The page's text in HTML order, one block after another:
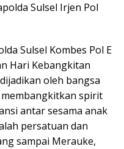
Sulsel Irjen Pol
Sulsel Kombes Pol E
Hari Kebangkitan
oleh bangsa
spirit
antar sesama anak
persatuan dan
sampai Merauke,